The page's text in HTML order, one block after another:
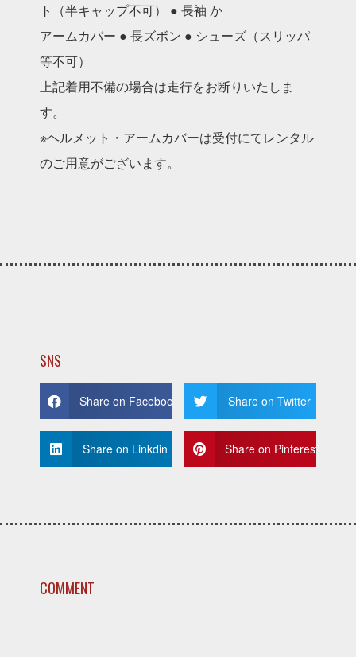
ト（半キャップ不可） ● ⻑袖 か
アームカバー ● ⻑ズボン ● シューズ（スリッパ
等不可）
上記着⽤不備の場合は⾛⾏をお断りいたしま
す。
※ヘルメット・アームカバーは受付にてレンタル
のご⽤意がございます。
SNS
Share on Facebook Share on Twitter
Share on Linkdin Share on Pinterest
COMMENT